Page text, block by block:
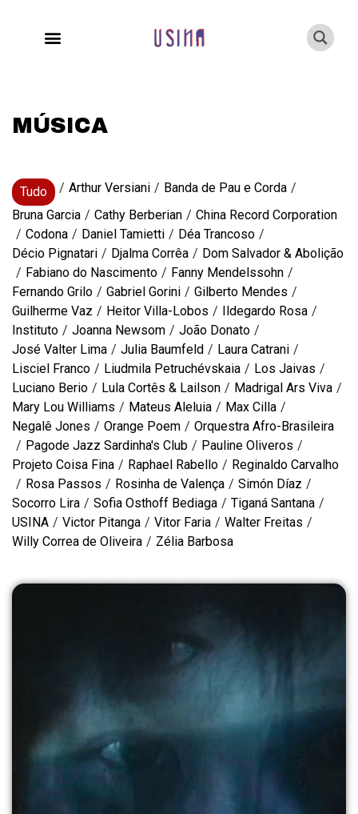
MÚSICA
Tudo / Arthur Versiani / Banda de Pau e Corda /
Bruna Garcia / Cathy Berberian / China Record Corporation
/ Codona / Daniel Tamietti / Déa Trancoso /
Décio Pignatari / Djalma Corrêa / Dom Salvador & Abolição
/ Fabiano do Nascimento / Fanny Mendelssohn /
Fernando Grilo / Gabriel Gorini / Gilberto Mendes /
Guilherme Vaz / Heitor Villa-Lobos / Ildegardo Rosa /
Instituto / Joanna Newsom / João Donato /
José Valter Lima / Julia Baumfeld / Laura Catrani /
Lisciel Franco / Liudmila Petruchévskaia / Los Jaivas /
Luciano Berio / Lula Cortês & Lailson / Madrigal Ars Viva /
Mary Lou Williams / Mateus Aleluia / Max Cilla /
Negalê Jones / Orange Poem / Orquestra Afro-Brasileira
/ Pagode Jazz Sardinha's Club / Pauline Oliveros /
Projeto Coisa Fina / Raphael Rabello / Reginaldo Carvalho
/ Rosa Passos / Rosinha de Valença / Simón Díaz /
Socorro Lira / Sofia Osthoff Bediaga / Tiganá Santana /
USINA / Victor Pitanga / Vitor Faria / Walter Freitas /
Willy Correa de Oliveira / Zélia Barbosa